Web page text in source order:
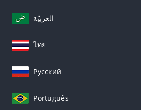
العربيّة
ไทย
Русский
Português